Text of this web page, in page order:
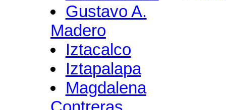
Gustavo A.
Madero
Iztacalco
Iztapalapa
Magdalena